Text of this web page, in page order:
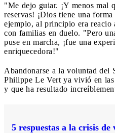
"Me dejo guiar. ¡Y menos mal
reservas! ¡Dios tiene una
ejemplo, al principio era reacio
con familias en duelo. "Pero
puse en marcha, ¡fue una
enriquecedora!"
Abandonarse a la voluntad del
Philippe Le Vert ya vivió en las
y que ha resultado
5 respuestas a la crisis de